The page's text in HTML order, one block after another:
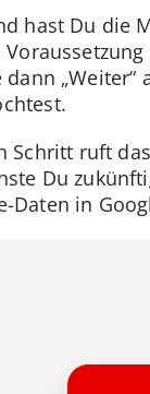
hast Du die
dann
Schritt ruft
Du
Daten in